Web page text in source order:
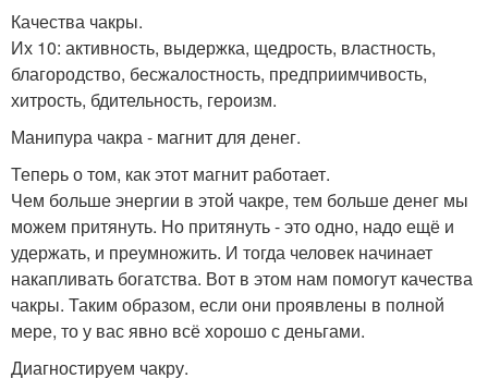
Качества чакры.
Их 10: активность, выдержка, щедрость, властность,
благородство, бесжалостность, предприимчивость,
хитрость, бдительность, героизм.
Манипура чакра - магнит для денег.
Теперь о том, как этот магнит работает.
Чем больше энергии в этой чакре, тем больше денег мы
можем притянуть. Но притянуть - это одно, надо ещё и
удержать, и преумножить. И тогда человек начинает
накапливать богатства. Вот в этом нам помогут качества
чакры. Таким образом, если они проявлены в полной
мере, то у вас явно всё хорошо с деньгами.
Диагностируем чакру.